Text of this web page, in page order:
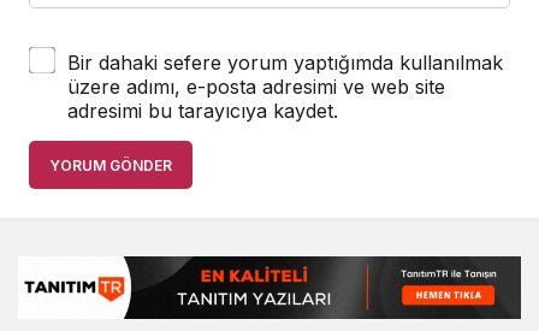
Bir dahaki sefere yorum yaptığımda kullanılmak
üzere adımı, e-posta adresimi ve web site
adresimi bu tarayıcıya kaydet.
YORUM GÖNDER